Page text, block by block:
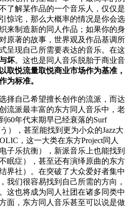
了解某作品的一个音乐人，仅仅是
惊诧，那么大概率的情况是你会选
来制造新的同人作品；如果你的身
原著的故事，世界观及作品基调所
呈现自己所需要表达的音乐。在这
坏。这也是同人音乐脱胎于商业音
取悦流量取悦商业市场作为基准，
为标准。
择自己希望擅长创作的流派，而达
流派最丰富的东方同人音乐中，老
60年代末期早已经衰落的Surf
），甚至能找到更为小众的Jazz大
，这一大类在东方Project同人
子乐抗衡），新派音乐上也能找到
眠症），甚至还有演绎原曲的东方
界社）。在突破了大众爱好者集中
我们很容易找到自己所需的方向，
这也将成为同人社团在诸多同类中
面，东方同人音乐甚至可以说是做